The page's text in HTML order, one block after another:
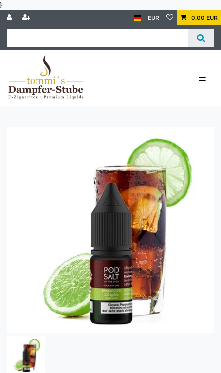
}
EUR 0,00 EUR
☰